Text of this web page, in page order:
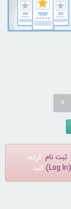
ثبت نام کرده،
(Log In) کنید.